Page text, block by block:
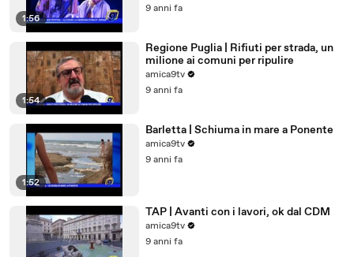
1:56
9 anni fa
1:54
Regione Puglia | Rifiuti per strada, un
milione ai comuni per ripulire
amica9tv
9 anni fa
1:52
Barletta | Schiuma in mare a Ponente
amica9tv
9 anni fa
TAP | Avanti con i lavori, ok dal CDM
amica9tv
9 anni fa